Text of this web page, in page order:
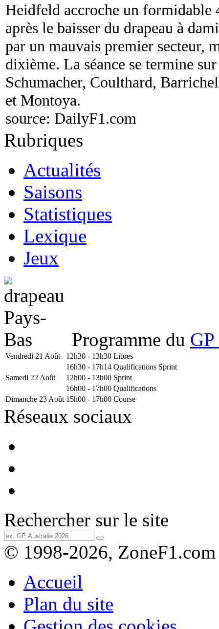
Heidfeld accroche un formidable
après le baisser du drapeau à
par un mauvais premier secteur,
dixième. La séance se termine
Schumacher, Coulthard,
et Montoya.
source: DailyF1.com
Rubriques
Actualités
Saisons
Statistiques
Lexique
Jeux
Programme du
Vendredi 21 Août 12h30 - 13h30 Libres
16h30 - 17h14 Qualifications Sprint
Samedi 22 Août
12h00 - 13h00 Sprint
16h00 - 17h00 Qualifications
Dimanche 23 Août 15h00 - 17h00 Course
Réseaux sociaux
Rechercher sur le site
© 1998-2026, ZoneF1.com
Accueil
Plan du site